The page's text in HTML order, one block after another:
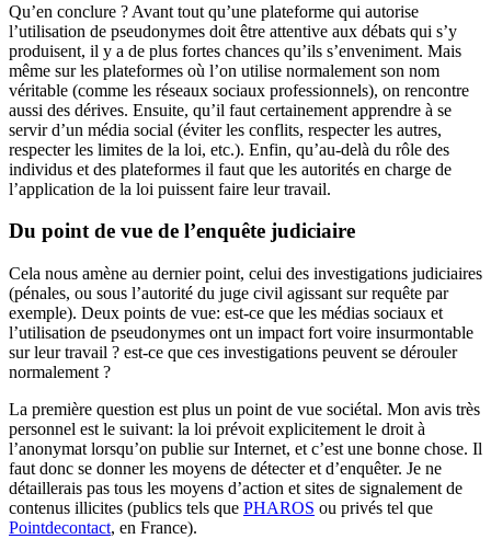
Qu’en conclure ? Avant tout qu’une plateforme qui autorise
l’utilisation de pseudonymes doit être attentive aux débats qui s’y
produisent, il y a de plus fortes chances qu’ils s’enveniment. Mais
même sur les plateformes où l’on utilise normalement son nom
véritable (comme les réseaux sociaux professionnels), on rencontre
aussi des dérives. Ensuite, qu’il faut certainement apprendre à se
servir d’un média social (éviter les conflits, respecter les autres,
respecter les limites de la loi, etc.). Enfin, qu’au-delà du rôle des
individus et des plateformes il faut que les autorités en charge de
l’application de la loi puissent faire leur travail.
Du point de vue de l’enquête judiciaire
Cela nous amène au dernier point, celui des investigations judiciaires
(pénales, ou sous l’autorité du juge civil agissant sur requête par
exemple). Deux points de vue: est-ce que les médias sociaux et
l’utilisation de pseudonymes ont un impact fort voire insurmontable
sur leur travail ? est-ce que ces investigations peuvent se dérouler
normalement ?
La première question est plus un point de vue sociétal. Mon avis très
personnel est le suivant: la loi prévoit explicitement le droit à
l’anonymat lorsqu’on publie sur Internet, et c’est une bonne chose. Il
faut donc se donner les moyens de détecter et d’enquêter. Je ne
détaillerais pas tous les moyens d’action et sites de signalement de
contenus illicites (publics tels que PHAROS ou privés tel que
Pointdecontact, en France).